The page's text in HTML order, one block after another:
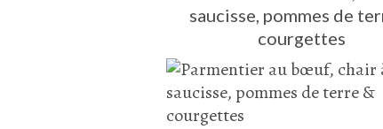
saucisse, pommes de
courgettes